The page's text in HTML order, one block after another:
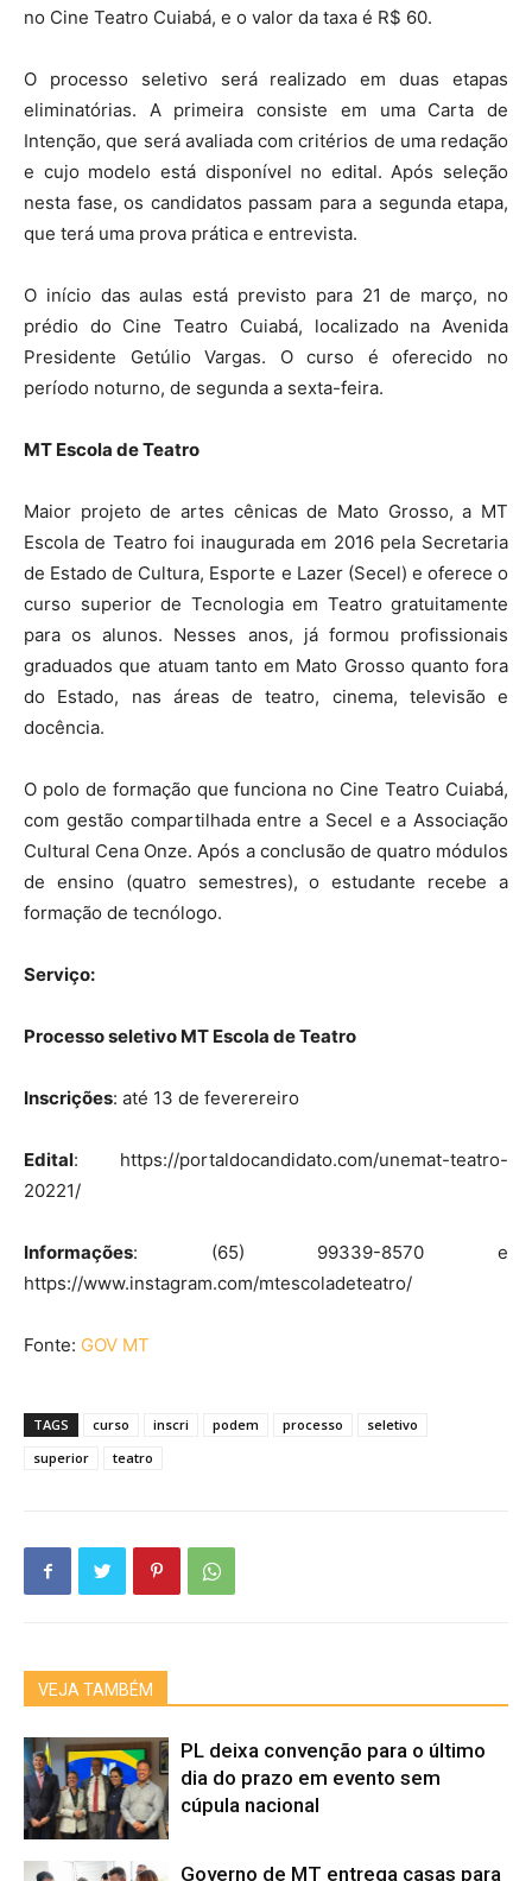
no Cine Teatro Cuiabá, e o valor da taxa é R$ 60.
O processo seletivo será realizado em duas etapas
eliminatórias. A primeira consiste em uma Carta de
Intenção, que será avaliada com critérios de uma redação
e cujo modelo está disponível no edital. Após seleção
nesta fase, os candidatos passam para a segunda etapa,
que terá uma prova prática e entrevista.
O início das aulas está previsto para 21 de março, no
prédio do Cine Teatro Cuiabá, localizado na Avenida
Presidente Getúlio Vargas. O curso é oferecido no
período noturno, de segunda a sexta-feira.
MT Escola de Teatro
Maior projeto de artes cênicas de Mato Grosso, a MT
Escola de Teatro foi inaugurada em 2016 pela Secretaria
de Estado de Cultura, Esporte e Lazer (Secel) e oferece o
curso superior de Tecnologia em Teatro gratuitamente
para os alunos. Nesses anos, já formou profissionais
graduados que atuam tanto em Mato Grosso quanto fora
do Estado, nas áreas de teatro, cinema, televisão e
docência.
O polo de formação que funciona no Cine Teatro Cuiabá,
com gestão compartilhada entre a Secel e a Associação
Cultural Cena Onze. Após a conclusão de quatro módulos
de ensino (quatro semestres), o estudante recebe a
formação de tecnólogo.
Serviço:
Processo seletivo MT Escola de Teatro
Inscrições: até 13 de feverereiro
Edital: https://portaldocandidato.com/unemat-teatro-
20221/
Informações: (65) 99339-8570 e
https://www.instagram.com/mtescoladeteatro/
Fonte: GOV MT
TAGS curso inscri podem processo
seletivo
superior
teatro
VEJA TAMBÉM
PL deixa convenção para o último
dia do prazo em evento sem
cúpula nacional
Governo de MT entrega casas para